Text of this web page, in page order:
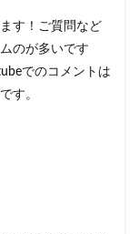
す！ご質問など
のが多いです
でのコメントは
す。